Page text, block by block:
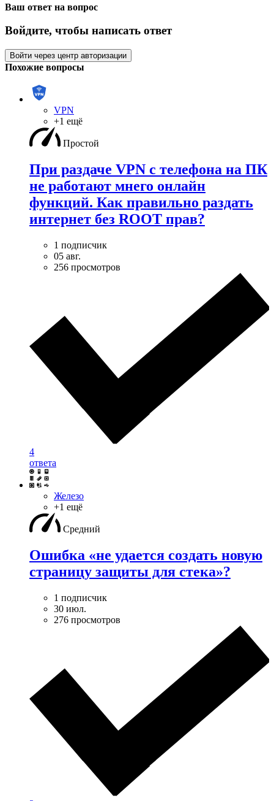
Ваш ответ на вопрос
Войдите, чтобы написать ответ
Войти через центр авторизации
Похожие вопросы
VPN
+1 ещё
Простой
При раздаче VPN с телефона на ПК
не работают мнего онлайн
функций. Как правильно раздать
интернет без ROOT прав?
1 подписчик
05 авг.
256 просмотров
4
ответа
Железо
+1 ещё
Средний
Ошибка «не удается создать новую
страницу защиты для стека»?
1 подписчик
30 июл.
276 просмотров